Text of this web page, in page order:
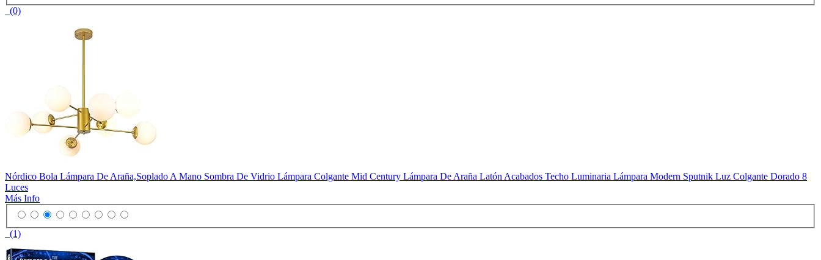
(0)
Nórdico Bola Lámpara De Araña,Soplado A Mano Sombra De Vidrio Lámpara Colgante Mid Century Lámpara De Araña Latón Acabados Techo Luminaria Lámpara Modern Sputnik Luz Colgante Dorado 8
Luces
Más Info
(1)